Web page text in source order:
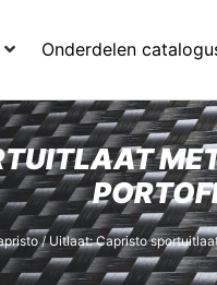
Onderdelen
/ Uitlaat: Capristo